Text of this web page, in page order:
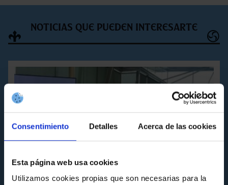
Consentimiento Detalles Acerca de las cookies
Esta página web usa cookies
Utilizamos cookies propias que son necesarias para la
Noticias que pueden interesarte